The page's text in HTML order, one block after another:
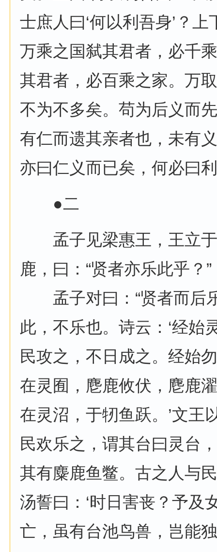
士庶人曰‘何以利吾身’？
万乘之国弑其君者，必千
其君者，必百乘之家。万
不为不多矣。苟为后义而
有仁而遗其亲者也，未有
亦曰仁义而已矣，何必曰
●二
孟子见梁惠王，王立于
鹿，曰：“贤者亦乐此乎？”
孟子对曰：“贤者而后
此，不乐也。诗云：‘经始
民攻之，不日成之。经始
在灵囿，麀鹿攸伏，麀鹿
在灵沼，于牣鱼跃。’文王
民欢乐之，谓其台曰灵台
其有麋鹿鱼鳖。古之人与
汤誓曰：‘时日害丧？予及
亡，虽有台池鸟兽，岂能